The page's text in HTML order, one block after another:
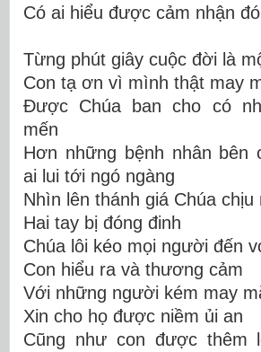
Có ai hiểu được cảm nhận
Từng phút giây cuộc đời là
Con tạ ơn vì mình thật may
Được Chúa ban cho có
mến
Hơn những bệnh nhân bên
ai lui tới ngó ngàng
Nhìn lên thánh giá Chúa chịu
Hai tay bị đóng đinh
Chúa lôi kéo mọi người đến
Con hiểu ra và thương cảm
Với những người kém may
Xin cho họ được niềm ủi an
Cũng như con được thêm